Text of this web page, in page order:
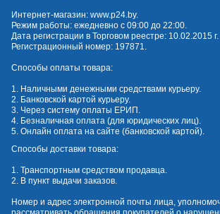
Интернет-магазин: www.p24.by.
Режим работы: ежедневно с 09:00 до 22:00.
Дата регистрации в Торговом реестре: 10.02.2015 г.
Регистрационный номер: 197871.
Способы оплаты товара:
1. Наличными денежными средствами курьеру.
2. Банковской картой курьеру.
3. Через систему оплаты ЕРИП.
4. Безналичная оплата (для юридических лиц).
5. Онлайн оплата на сайте (банковской картой).
Способы доставки товара:
1. Транспортным средством продавца.
2. В пункт выдачи заказов.
Номер и адрес электронной почты лица,